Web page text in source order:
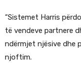
“Sistemet Harris
të vendeve partnere
ndërmjet njësive dhe
njoftim.